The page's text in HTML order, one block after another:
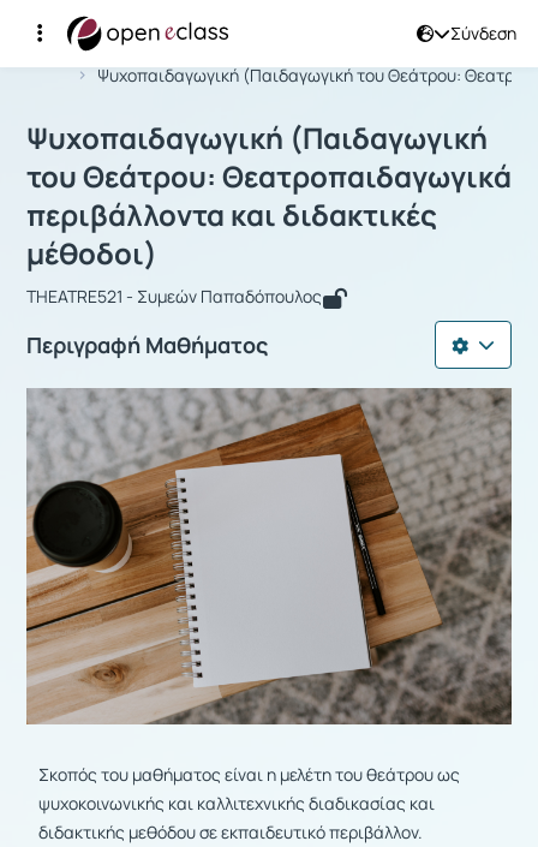
Σύνδεση
Αρχική Σελίδα
Ψυχοπαιδαγωγική (Παιδαγωγική του Θεάτρου: Θεατρο...
Μάθημα : Ψυχοπαιδαγωγική
Ψυχοπαιδαγωγική (Παιδαγωγική
του Θεάτρου: Θεατροπαιδαγωγικά
περιβάλλοντα και διδακτικές
μέθοδοι)
THEATRE521 - Συμεών Παπαδόπουλος
Περιγραφή Μαθήματος
Σκοπός του μαθήματος είναι η μελέτη του θεάτρου ως
ψυχοκοινωνικής και καλλιτεχνικής διαδικασίας και
διδακτικής μεθόδου σε εκπαιδευτικό περιβάλλον.